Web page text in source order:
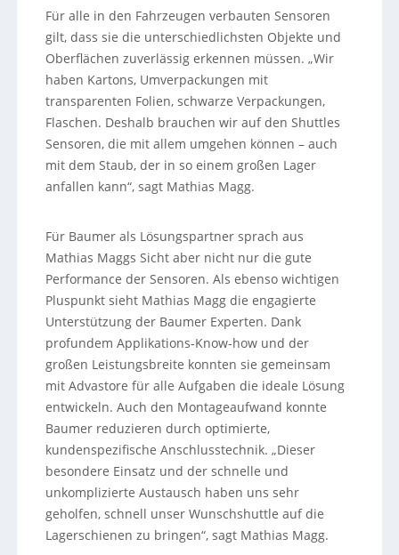
Für alle in den Fahrzeugen verbauten Sensoren
gilt, dass sie die unterschiedlichsten Objekte und
Oberflächen zuverlässig erkennen müssen. „Wir
haben Kartons, Umverpackungen mit
transparenten Folien, schwarze Verpackungen,
Flaschen. Deshalb brauchen wir auf den Shuttles
Sensoren, die mit allem umgehen können – auch
mit dem Staub, der in so einem großen Lager
anfallen kann“, sagt Mathias Magg.
Für Baumer als Lösungspartner sprach aus
Mathias Maggs Sicht aber nicht nur die gute
Performance der Sensoren. Als ebenso wichtigen
Pluspunkt sieht Mathias Magg die engagierte
Unterstützung der Baumer Experten. Dank
profundem Applikations-Know-how und der
großen Leistungsbreite konnten sie gemeinsam
mit Advastore für alle Aufgaben die ideale Lösung
entwickeln. Auch den Montageaufwand konnte
Baumer reduzieren durch optimierte,
kundenspezifische Anschlusstechnik. „Dieser
besondere Einsatz und der schnelle und
unkomplizierte Austausch haben uns sehr
geholfen, schnell unser Wunschshuttle auf die
Lagerschienen zu bringen“, sagt Mathias Magg.